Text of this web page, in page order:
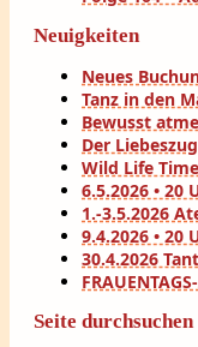
Neuigkeiten
Neues
Tanz in den
Bewusst
Der Liebeszug
Wild Life
6.5.2026 •
1.-3.5.2026
9.4.2026 •
30.4.2026
Seite durchsuchen